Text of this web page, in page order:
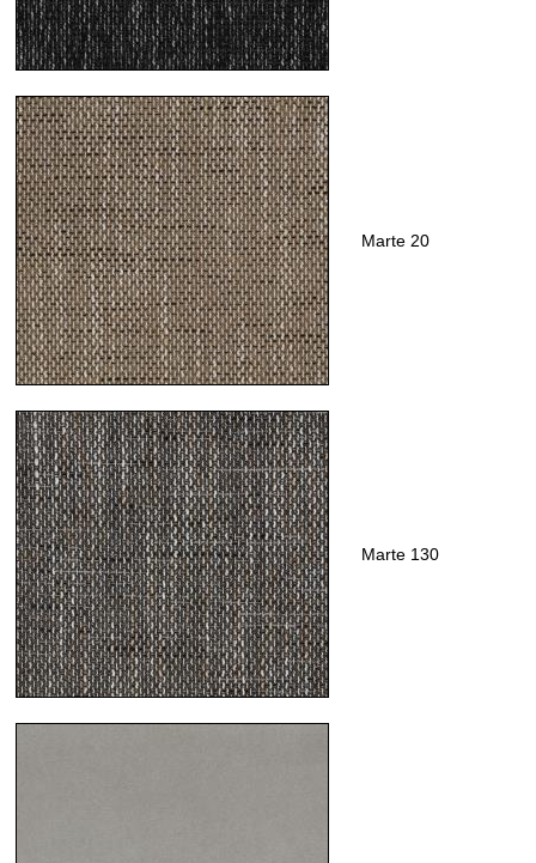
Marte 20
Marte 130